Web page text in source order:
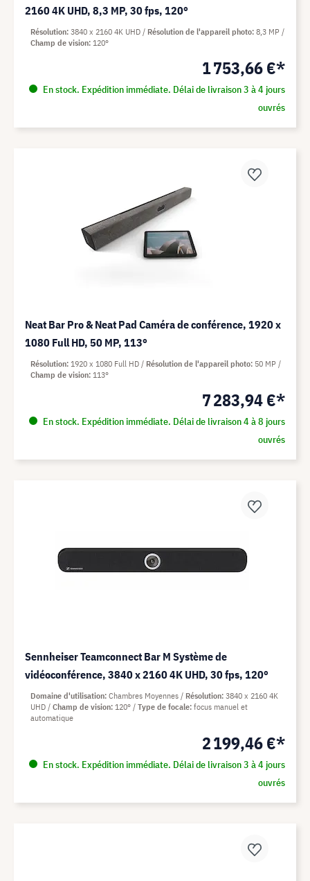
2160 4K UHD, 8,3 MP, 30 fps, 120°
1 753,66 €*
En stock. Expédition immédiate. Délai de livraison 3 à 4 jours
ouvrés
Résolution 3840 x 2160 4K UHD Résolution de l'appareil photo 8,3 MP
Champ de vision 120°
Neat Bar Pro & Neat Pad Caméra de conférence, 1920 x
1080 Full HD, 50 MP, 113°
7 283,94 €*
En stock. Expédition immédiate. Délai de livraison 4 à 8 jours
ouvrés
Résolution 1920 x 1080 Full HD Résolution de l'appareil photo 50 MP
Champ de vision 113°
Sennheiser Teamconnect Bar M Système de
vidéoconférence, 3840 x 2160 4K UHD, 30 fps, 120°
2 199,46 €*
En stock. Expédition immédiate. Délai de livraison 3 à 4 jours
ouvrés
Domaine d'utilisation Chambres Moyennes Résolution 3840 x 2160 4K
UHD
Champ de vision 120° Type de focale focus manuel et
automatique